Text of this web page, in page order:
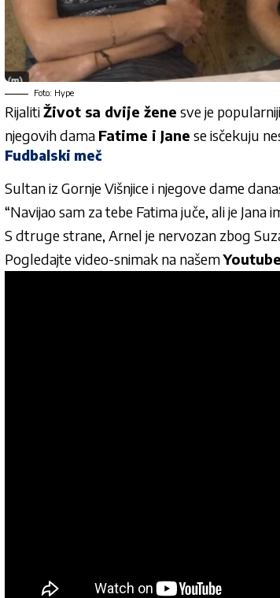
Foto: Hype
RijalitiŽivot sa dvije žene sve je
njegovih dama Fatime i Jane se isčekuju
Fudbalski meč
Sultan iz Gornje Višnjice i njegove dame
“Navijao sam za tebe Fatima juče, ali je Jana
S dtruge strane, Arnel je nervozan zbog
Pogledajte video-snimak na našem